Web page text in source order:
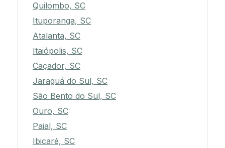
Quilombo, SC
Ituporanga, SC
Atalanta, SC
Itaiópolis, SC
Caçador, SC
Jaraguá do Sul, SC
São Bento do Sul, SC
Ouro, SC
Paial, SC
Ibicaré, SC